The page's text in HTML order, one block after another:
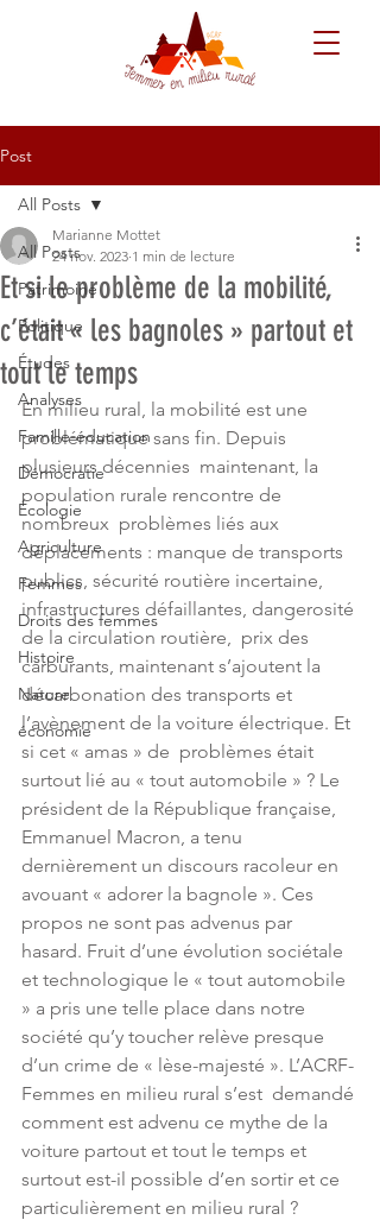
Post
All Posts
Patrimoine
Politique
Études
Analyses
Famille-éducation
Démocratie
Écologie
Agriculture
Femmes
Droits des femmes
Histoire
Nature
économie
All Posts
Et si le problème de la mobilité,
c’était « les bagnoles » partout et
tout le temps
Marianne Mottet
24 nov. 2023 1 min de lecture
En milieu rural, la mobilité est une
problématique sans fin. Depuis
plusieurs décennies  maintenant, la
population rurale rencontre de
nombreux  problèmes liés aux
déplacements : manque de transports
publics, sécurité routière incertaine,
infrastructures défaillantes, dangerosité
de la circulation routière,  prix des
carburants, maintenant s’ajoutent la
décarbonation des transports et
l’avènement de la voiture électrique. Et
si cet « amas » de  problèmes était
surtout lié au « tout automobile » ? Le
président de la République française,
Emmanuel Macron, a tenu
dernièrement un discours racoleur en
avouant « adorer la bagnole ». Ces
propos ne sont pas advenus par
hasard. Fruit d’une évolution sociétale
et technologique le « tout automobile
» a pris une telle place dans notre
société qu’y toucher relève presque
d’un crime de « lèse-majesté ». L’ACRF-
Femmes en milieu rural s’est  demandé
comment est advenu ce mythe de la
voiture partout et tout le temps et
surtout est-il possible d’en sortir et ce
particulièrement en milieu rural ?